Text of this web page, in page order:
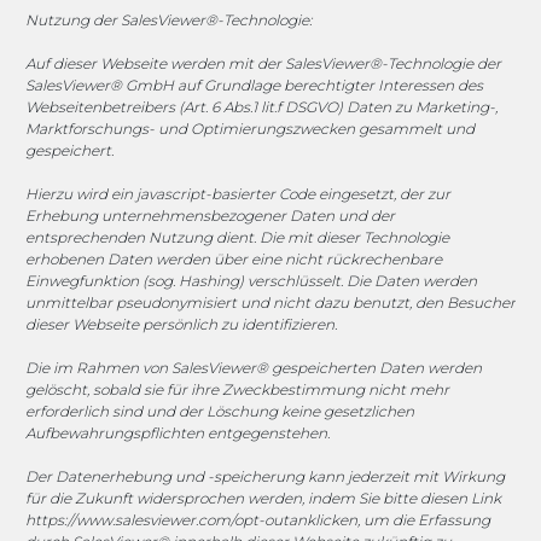
Nutzung der SalesViewer®-Technologie:
Auf dieser Webseite werden mit der SalesViewer®-Technologie der
SalesViewer® GmbH auf Grundlage berechtigter Interessen des
Webseitenbetreibers (Art. 6 Abs.1 lit.f DSGVO) Daten zu Marketing-,
Marktforschungs- und Optimierungszwecken gesammelt und
gespeichert.
Hierzu wird ein javascript-basierter Code eingesetzt, der zur
Erhebung unternehmensbezogener Daten und der
entsprechenden Nutzung dient. Die mit dieser Technologie
erhobenen Daten werden über eine nicht rückrechenbare
Einwegfunktion (sog. Hashing) verschlüsselt. Die Daten werden
unmittelbar pseudonymisiert und nicht dazu benutzt, den Besucher
dieser Webseite persönlich zu identifizieren.
Die im Rahmen von SalesViewer® gespeicherten Daten werden
gelöscht, sobald sie für ihre Zweckbestimmung nicht mehr
erforderlich sind und der Löschung keine gesetzlichen
Aufbewahrungspflichten entgegenstehen.
Der Datenerhebung und -speicherung kann jederzeit mit Wirkung
für die Zukunft widersprochen werden, indem Sie bitte diesen Link
https://www.salesviewer.com/opt-outanklicken, um die Erfassung
+49 2173 265 06 0
Mo. - Do. 08:00 - 17:00 Uhr
Fr. 08:00 - 15:00 Uhr
Sponsoring
1. FC Monheim
COOKIE-RICHTLINIE (EU)
© 2025 MEGASOFT® IT GmbH & Co. KG |
MEGASOFT® IT reserves the right not to be responsible for